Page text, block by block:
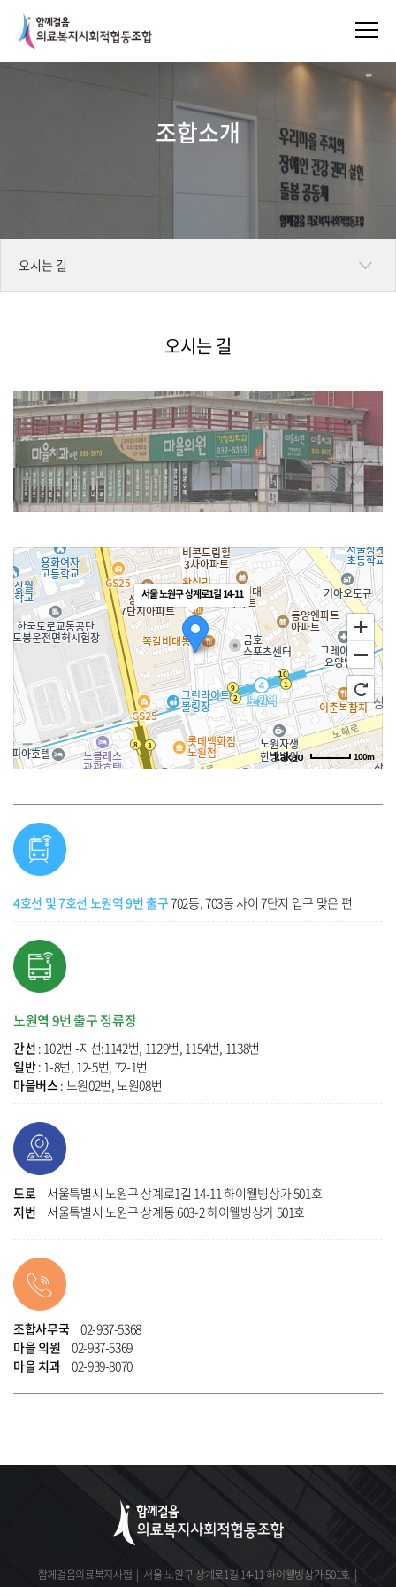
조합소개
오시는 길
운영과 조직
연혁
환자권리장전
오시는 길
서울 노원구 상계로1길 14-11
100m
4호선 및 7호선 노원역 9번 출구702동, 703동 사이 7단지 입구 맞은 편
노원역 9번 출구 정류장
간선 : 102번 -지선:1142번, 1129번, 1154번, 1138번
일반: 1-8번, 12-5번, 72-1번
마을버스 : 노원02번, 노원08번
도로 서울특별시 노원구 상계로1길 14-11 하이웰빙상가 501호
지번
서울특별시 노원구 상계동 603-2하이웰빙상가 501호
조합사무국
02-937-5368
마을 의원
02-937-5369
마을 치과
02-939-8070
함께걸음의료복지사협 | 서울 노원구 상계로1길 14-11 하이웰빙상가 501호 |